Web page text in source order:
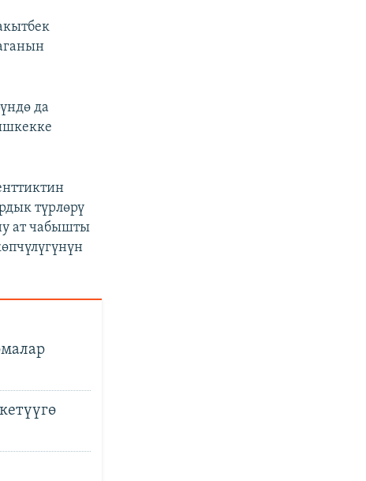
да
түрлөрү
ат чабышты